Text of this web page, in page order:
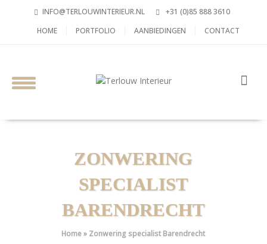
INFO@TERLOUWINTERIEUR.NL
+31 (0)85 888 3610
HOME
PORTFOLIO AANBIEDINGEN CONTACT
ZONWERING
SPECIALIST
BARENDRECHT
Home» Zonwering specialist Barendrecht